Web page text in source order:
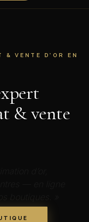
& VENTE D’OR EN
& vente